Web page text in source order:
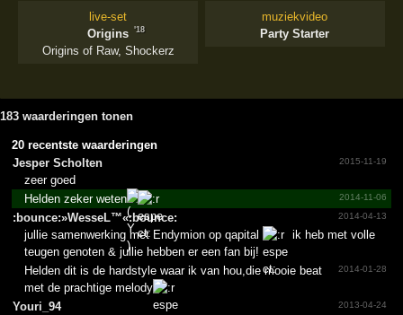
live-set
Origins
'18
Origins of Raw, Shockerz
muziekvideo
Party Starter
183 waarderingen tonen
20 recentste waarderingen
Jesper Scholten
2015-11-19
zeer goed
2014-11-06
Helden zeker weten
:bounc­e:»Wes­seL™«:­bounce­:
2014-04-13
jullie samenwerking met Endymion op qapital
ik heb met volle
teugen genoten & jullie hebben er een fan bij!
2014-01-28
Helden dit is de hardstyle waar ik van hou,die mooie beat
met de prachtige melody
Youri_94
2013-04-24